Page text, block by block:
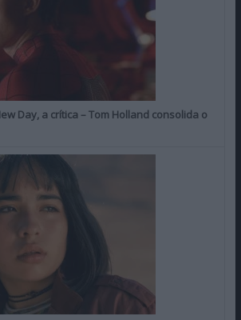
Day, a crítica – Tom Holland consolida o